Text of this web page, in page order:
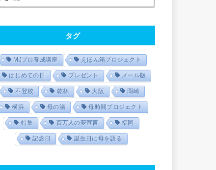
タグ
MJプロ養成講座 えほん箱プロジェクト
はじめての日 プレゼント メール版
不登校 乾杯 大阪 岡崎
横浜 母の湯 母時間プロジェクト
特集 百万人の夢宣言 福岡
記念日 誕生日に母を語る